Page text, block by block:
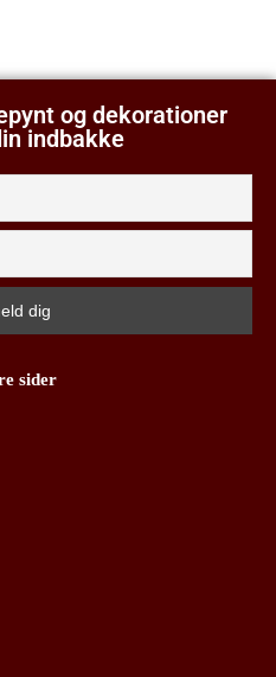
og dekorationer
indbakke
sider